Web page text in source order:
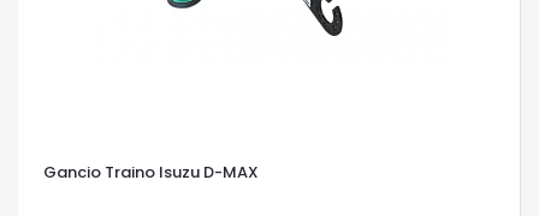
Gancio Traino Isuzu D-MAX